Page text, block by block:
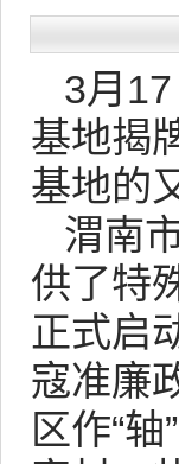
3月
基地揭
基地的
渭南
供了特
正式启
寇准廉
区作“